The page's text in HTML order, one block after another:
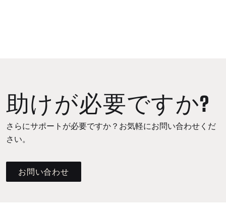
助けが必要ですか?
さらにサポートが必要ですか？お気軽にお問い合わせくだ
さい。
お問い合わせ